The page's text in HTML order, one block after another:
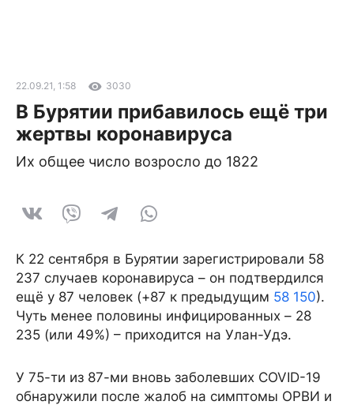
22.09.21, 1:58 3030
В Бурятии прибавилось ещё три
жертвы коронавируса
Их общее число возросло до 1822
К 22 сентября в Бурятии зарегистрировали 58
237 случаев коронавируса – он подтвердился
ещё у 87 человек (+87 к предыдущим 58 150).
Чуть менее половины инфицированных – 28
235 (или 49%) – приходится на Улан-Удэ.
У 75-ти из 87-ми вновь заболевших COVID-19
обнаружили после жалоб на симптомы ОРВИ и